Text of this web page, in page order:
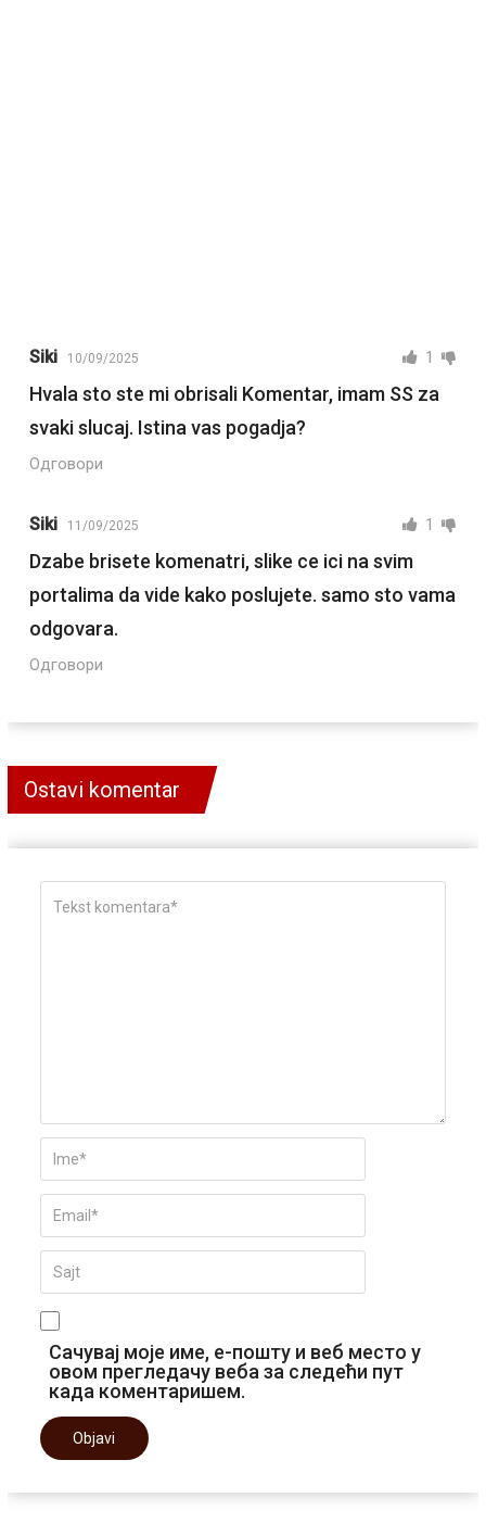
Siki 10/09/2025 1
Hvala sto ste mi obrisali Komentar, imam SS za
svaki slucaj. Istina vas pogadja?
Одговори
Siki 11/09/2025 1
Dzabe brisete komenatri, slike ce ici na svim
portalima da vide kako poslujete. samo sto vama
odgovara.
Одговори
Ostavi komentar
Сачувај моје име, е-пошту и веб место у
овом прегледачу веба за следећи пут
када коментаришем.